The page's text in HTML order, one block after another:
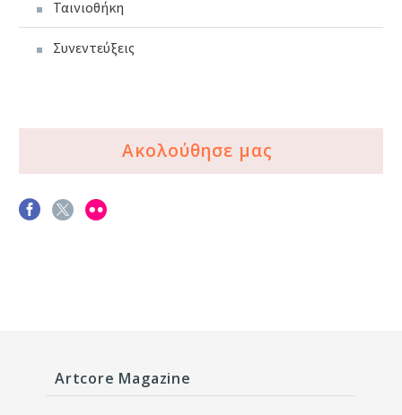
Ταινιοθήκη
Συνεντεύξεις
Ακολούθησε μας
Artcore Magazine